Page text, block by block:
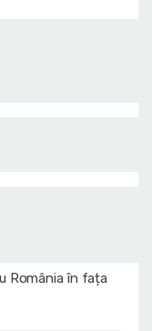
România în fața